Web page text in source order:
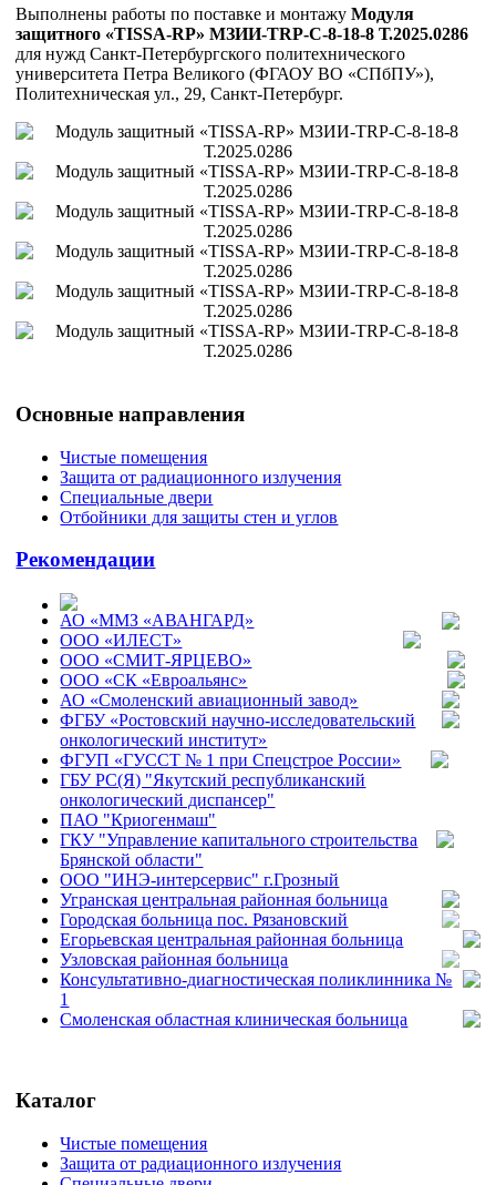
Выполнены работы по поставке и монтажуМодуля
защитного «TISSA-RP» МЗИИ-TRP-С-8-18-8 Т.2025.0286
для нужд Санкт-Петербургского политехнического
университета Петра Великого (ФГАОУ ВО «СПбПУ»),
Политехническая ул., 29, Санкт-Петербург.
Основные направления
Чистые помещения
Защита от радиационного излучения
Специальные двери
Отбойники для защиты стен и углов
Рекомендации
АО «ММЗ «АВАНГАРД»
ООО «ИЛЕСТ»
ООО «СМИТ-ЯРЦЕВО»
ООО «СК «Евроальянс»
АО «Смоленский авиационный завод»
ФГБУ «Ростовский научно-исследовательский
онкологический институт»
ФГУП «ГУССТ № 1 при Спецстрое России»
ГБУ РС(Я) "Якутский республиканский
онкологический диспансер"
ПАО "Криогенмаш"
ГКУ "Управление капитального строительства
Брянской области"
ООО "ИНЭ-интерсервис" г.Грозный
Угранская центральная районная больница
Городская больница пос. Рязановский
Егорьевская центральная районная больница
Узловская районная больница
Консультативно-диагностическая поликлинника №
1
Смоленская областная клиническая больница
Каталог
Чистые помещения
Защита от радиационного излучения